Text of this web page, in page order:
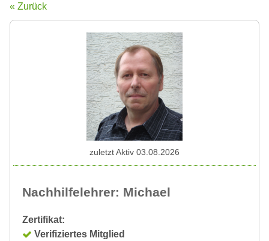
« Zurück
Nachhilfelehrer: Michael
Zertifikat:
Verifiziertes Mitglied
zuletzt Aktiv 03.08.2026